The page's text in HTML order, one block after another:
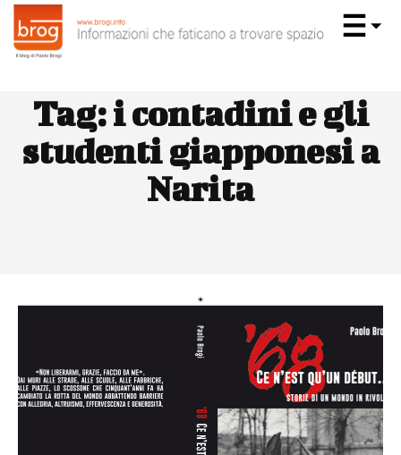
Tag:i contadini e gli
studenti giapponesi a
Narita